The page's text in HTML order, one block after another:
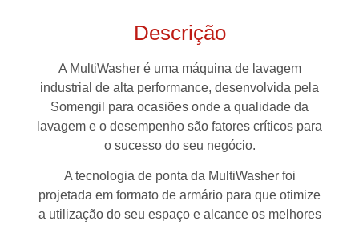
Descrição
A MultiWasher é uma máquina de lavagem
industrial de alta performance, desenvolvida pela
Somengil para ocasiões onde a qualidade da
lavagem e o desempenho são fatores críticos para
o sucesso do seu negócio.
A tecnologia de ponta da MultiWasher foi
projetada em formato de armário para que otimize
a utilização do seu espaço e alcance os melhores